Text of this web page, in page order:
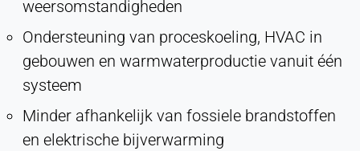
weersomstandigheden
Ondersteuning van proceskoeling, HVAC in
gebouwen en warmwaterproductie vanuit één
systeem
Minder afhankelijk van fossiele brandstoffen
en elektrische bijverwarming